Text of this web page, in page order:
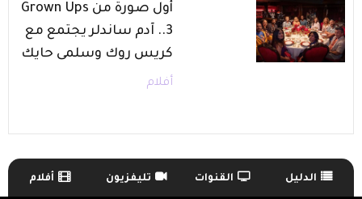
أول صورة من Grown Ups
3.. آدم ساندلر يجتمع مع
كريس روك وسلمى حايك
أفلام
TV Guide Menu الدليل القنوات تليفزيون أفلام